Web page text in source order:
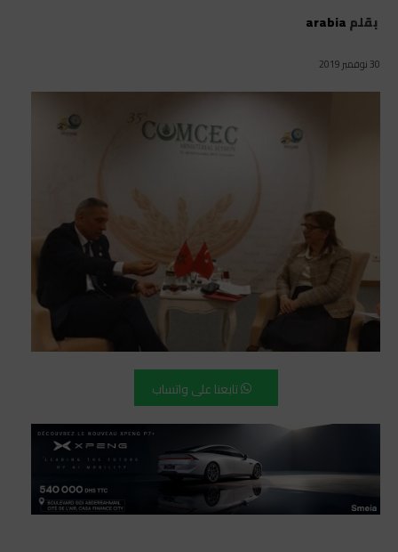
بقلمarabia
30 نوفمبر 2019
تابعنا على واتساب